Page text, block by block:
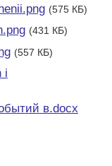
(575 КБ)
(431 КБ)
(557 КБ)
i
в.docx